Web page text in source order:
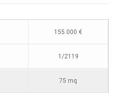
155.000 €
1/2119
75 mq